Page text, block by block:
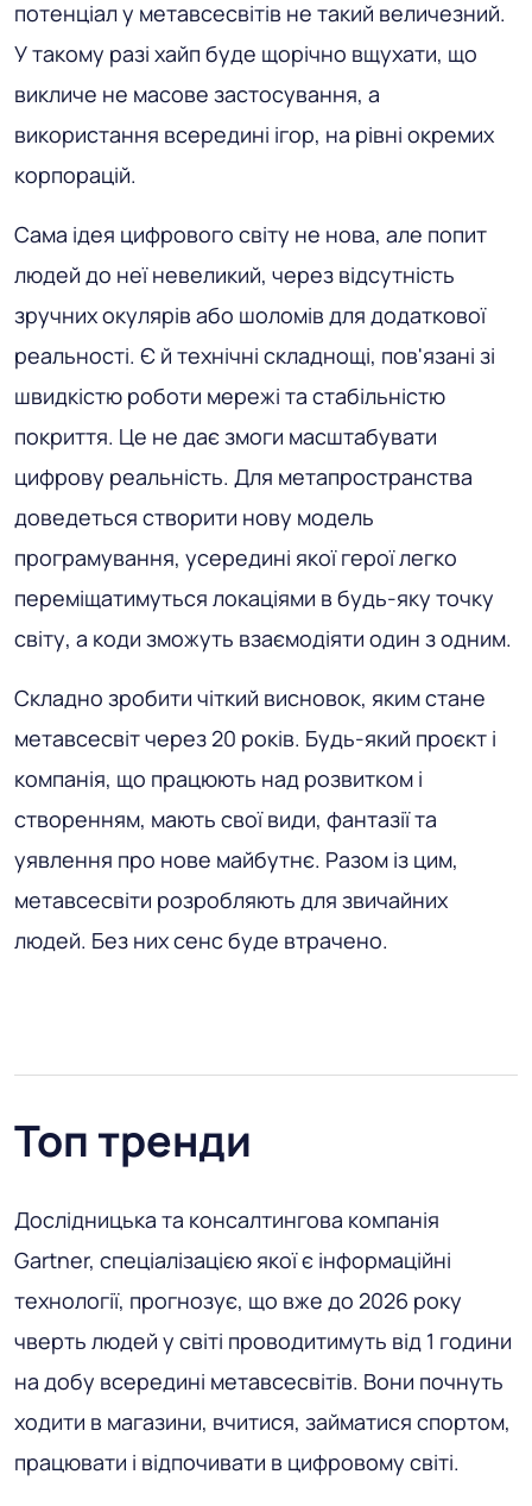
потенціал у метавсесвітів не такий величезний.
У такому разі хайп буде щорічно вщухати, що
викличе не масове застосування, а
використання всередині ігор, на рівні окремих
корпорацій.
Сама ідея цифрового світу не нова, але попит
людей до неї невеликий, через відсутність
зручних окулярів або шоломів для додаткової
реальності. Є й технічні складнощі, пов'язані зі
швидкістю роботи мережі та стабільністю
покриття. Це не дає змоги масштабувати
цифрову реальність. Для метапространства
доведеться створити нову модель
програмування, усередині якої герої легко
переміщатимуться локаціями в будь-яку точку
світу, а коди зможуть взаємодіяти один з одним.
Складно зробити чіткий висновок, яким стане
метавсесвіт через 20 років. Будь-який проєкт і
компанія, що працюють над розвитком і
створенням, мають свої види, фантазії та
уявлення про нове майбутнє. Разом із цим,
метавсесвіти розробляють для звичайних
людей. Без них сенс буде втрачено.
Топ тренди
Дослідницька та консалтингова компанія
Gartner, спеціалізацією якої є інформаційні
технології, прогнозує, що вже до 2026 року
чверть людей у світі проводитимуть від 1 години
на добу всередині метавсесвітів. Вони почнуть
ходити в магазини, вчитися, займатися спортом,
працювати і відпочивати в цифровому світі.